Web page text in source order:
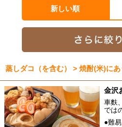
新しい順
蒸しダコ（を含む） > 焼酎(米)に
金沢
車麩
では
●難